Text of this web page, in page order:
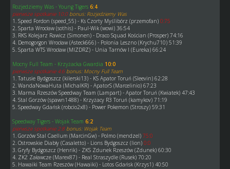
Rozjedziemy Was - Young Tigers 6:4
pierwsze spotkanie 10:0 bonus: Rozjedziemy Was
1. Speed Fordon (speed_55) - Ks Czorty Myślibórz (przemofan) 0:75
2. Sparta Wrocław (sothis) - Paul-Wik (wowi) 36:54
3. RKS Kolejarz Rawicz (Simonen) - Draco Squad Kościan (Prosper) 74:16
4. Demogorgon Wrocław (Asteck666) - Polonia Leszno (Krychu710) 51:39
5. Sparta WTS Wrocław (MIZDRZ) - Unia Tarnów I (Eureka) 66:24
Mocny Full Team - Krzyżacka Gwardia 10:0
pierwsze spotkanie 4:6 bonus: Mocny Full Team
1. Tatusie Bydgoszcz (kilerski13) - KS Apator Toruń (Sleevin) 62:28
2. WandaNowaHuta (MichalKR) - ApatorS (Marcelinio) 67:23
3. Marma Rzeszów Speedway Team (Lampart) - Apator Toruń (Kwiatek) 47:43
4. Stal Gorzów (spawn1488) - Krzyżacy R3 Toruń (kamykov) 71:19
5. Speedway Gdańsk (robcio2x8) - Power Pokemon (Stroszy) 59:31
Speedway Tigers - Wojak Team 6:2
pierwsze spotkanie 2:8 bonus: Wojak Team
1. Gorzów Stal Caellum (MarcinGw) - Polmo (mendzel) 75:0
2. Ostrowskie Diabły (Casaletto) - Lions Bydgoszcz (lion) 0:0
3. Gryfy Bydgoszcz (Henrik) - ZKS Zdunek Rzeszów (Zdunek) 60:30
4. ZKŻ Załawcze (Marex87) - Real Straszydle (Rusek) 70:20
5. Hawaiki Team Rzeszów (Hawaiki) - Lotos Gdańsk (Krzys1) 40:50